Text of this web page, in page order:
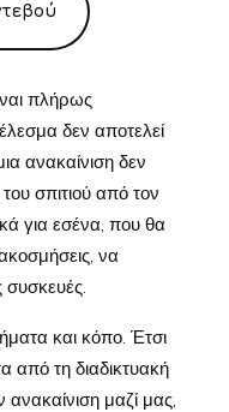
πλήρως
δεν αποτελεί
ανακαίνιση δεν
σπιτιού από τον
για εσένα, που θα
να
συσκευές.
και κόπο. Έτσι
από τη διαδικτυακή
μαζί μας,